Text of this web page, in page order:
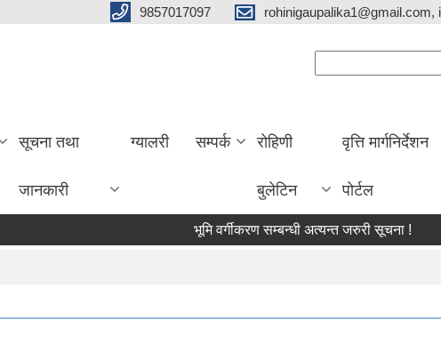
9857017097 rohinigaupalika1@gmail.com,
सूचना तथा
जानकारी
ग्यालरी सम्पर्क रोहिणी
बुलेटिन
वृत्ति मार्गनिर्देशन
पोर्टल
भूमि वर्गीकरण सम्बन्धी अत्यन्त जरुरी सूचना !